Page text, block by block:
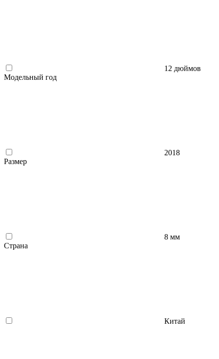
12 дюймов
Модельный год
2018
Размер
8 мм
Страна
Китай